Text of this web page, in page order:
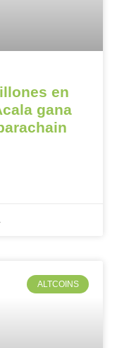
en
gana
ALTCOINS